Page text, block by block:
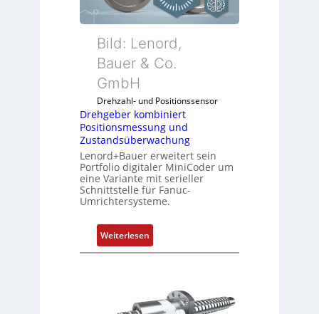
e
r
o
m
n
i
e
r
t
P
o
t
s
Bild: Lenord,
Bauer & Co.
GmbH
Drehzahl- und Positionssensor
Drehgeber kombiniert
Positionsmessung und
Zustandsüberwachung
Lenord+Bauer erweitert sein
Portfolio digitaler MiniCoder um
eine Variante mit serieller
Schnittstelle für Fanuc-
Umrichtersysteme.
Weiterlesen:
D
g